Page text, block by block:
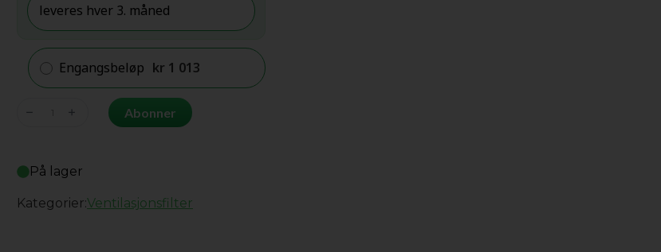
Engangsbeløp kr 1 013
antall
Abonner
På lager
Kategorier:Ventilasjonsfilter